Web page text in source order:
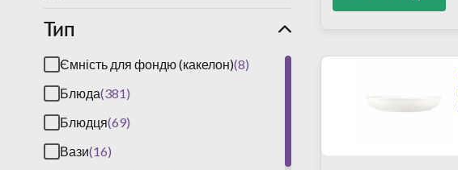
Basic Alumilite
Bill(2)
Bistro(2)
Black Moss Alumilite
Blizzard(25)
Тип
Ємність для фондю (какелон)(8)
Блюда(381)
Блюдця(69)
Вази(16)